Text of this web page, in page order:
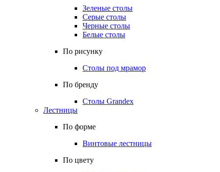
Зеленые столы
Серые столы
Черные столы
Белые столы
По рисунку
Столы под мрамор
По бренду
Столы Grandex
Лестницы
По форме
Винтовые лестницы
По цвету